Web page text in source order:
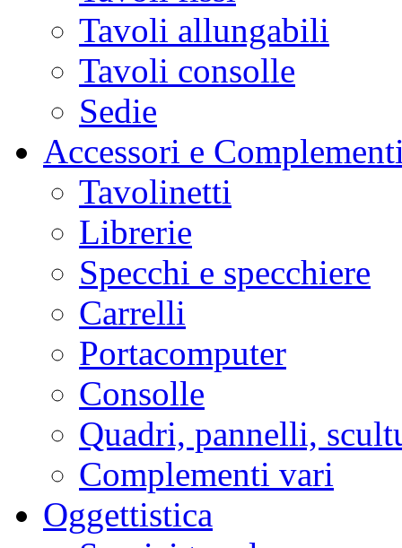
Tavoli allungabili
Tavoli consolle
Sedie
Accessori e
Tavolinetti
Librerie
Specchi e specchiere
Carrelli
Portacomputer
Consolle
Quadri, pannelli,
Complementi vari
Oggettistica